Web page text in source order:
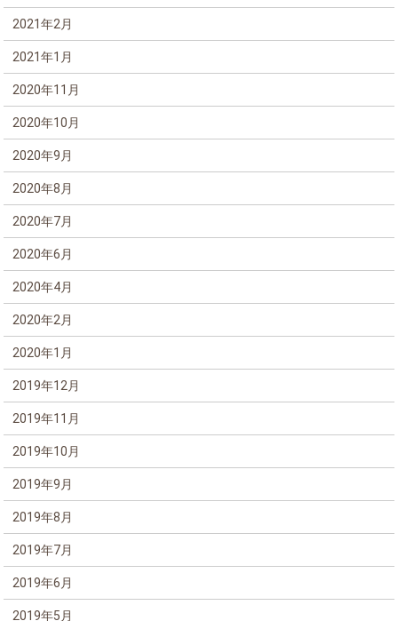
2021年2月
2021年1月
2020年11月
2020年10月
2020年9月
2020年8月
2020年7月
2020年6月
2020年4月
2020年2月
2020年1月
2019年12月
2019年11月
2019年10月
2019年9月
2019年8月
2019年7月
2019年6月
2019年5月